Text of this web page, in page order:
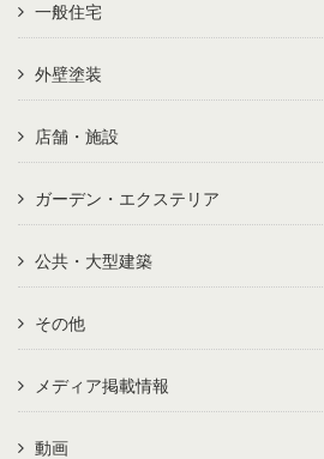
一般住宅
外壁塗装
店舗・施設
ガーデン・エクステリア
公共・大型建築
その他
メディア掲載情報
動画